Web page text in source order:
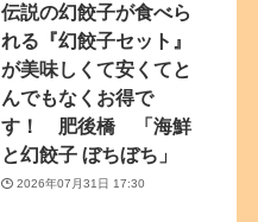
伝説の幻餃子が食べら
れる『幻餃子セット』
が美味しくて安くてと
んでもなくお得で
す！ 肥後橋 「海鮮
と幻餃子 ぼちぼち」
2026年07月31日 17:30